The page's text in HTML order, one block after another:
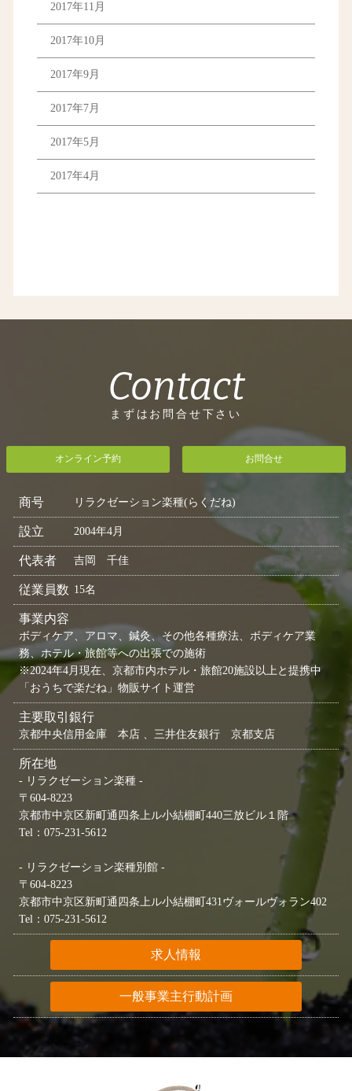
2017年11月
2017年10月
2017年9月
2017年7月
2017年5月
2017年4月
Contact
まずはお問合せ下さい
オンライン予約 お問合せ
商号 リラクゼーション楽種(らくだね)
設立 2004年4月
代表者 吉岡 千佳
従業員数 15名
事業内容
ボディケア、アロマ、鍼灸、その他各種療法、ボディケア業
務、ホテル・旅館等への出張での施術
※2024年4月現在、京都市内ホテル・旅館20施設以上と提携中
「おうちで楽だね」物販サイト運営
主要取引銀行
京都中央信用金庫 本店 、三井住友銀行 京都支店
所在地
- リラクゼーション楽種 -
〒604-8223
京都市中京区新町通四条上ル小結棚町440三放ビル１階
Tel：075-231-5612
- リラクゼーション楽種別館 -
〒604-8223
京都市中京区新町通四条上ル小結棚町431ヴォールヴォラン402
Tel：075-231-5612
求人情報
一般事業主行動計画